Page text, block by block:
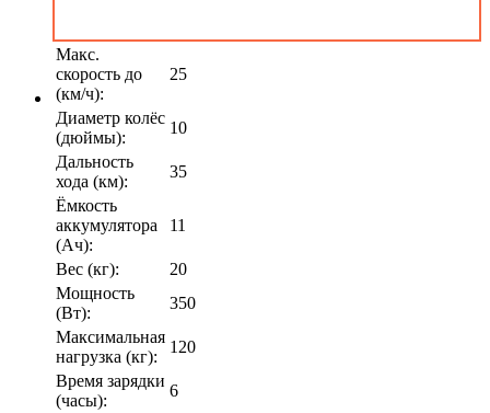
Макс.
скорость до
(км/ч):
25
Диаметр колёс
(дюймы):
10
Дальность
хода (км):
35
Ёмкость
аккумулятора
(Ач):
11
Вес (кг):
20
Мощность
(Вт):
350
Максимальная
нагрузка (кг):
120
Время зарядки
(часы):
6